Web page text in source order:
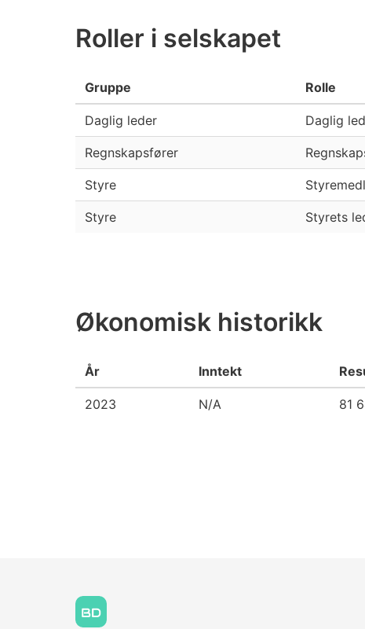
Roller i selskapet
Gruppe Rolle
Daglig leder Daglig
Regnskapsfører
Styre
Styre Styrets
Økonomisk historikk
År Inntekt
2023 N/A 81